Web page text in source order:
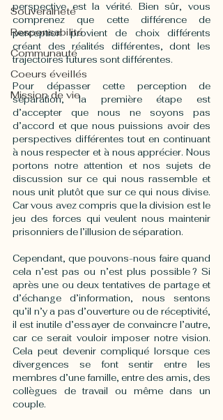
Souveraineté
Responsabilité
Communauté
Coeurs éveillés
Mission de vie
perspective est la vérité. Bien sûr, vous
comprenez que cette différence de
perception provient de choix différents
créant des réalités différentes, dont les
trajectoires futures sont différentes.
Pour dépasser cette perception de
séparation, la première étape est
d’accepter que nous ne soyons pas
d’accord et que nous puissions avoir des
perspectives différentes tout en continuant
à nous respecter et à nous apprécier. Nous
portons notre attention et nos sujets de
discussion sur ce qui nous rassemble et
nous unit plutôt que sur ce qui nous divise.
Car vous avez compris que la division est le
jeu des forces qui veulent nous maintenir
prisonniers de l’illusion de séparation.
Cependant, que pouvons-nous faire quand
cela n’est pas ou n’est plus possible ? Si
après une ou deux tentatives de partage et
d’échange d’information, nous sentons
qu’il n’y a pas d’ouverture ou de réceptivité,
il est inutile d’essayer de convaincre l’autre,
car ce serait vouloir imposer notre vision.
Cela peut devenir compliqué lorsque ces
divergences se font sentir entre les
membres d’une famille, entre des amis, des
collègues de travail ou même dans un
couple.